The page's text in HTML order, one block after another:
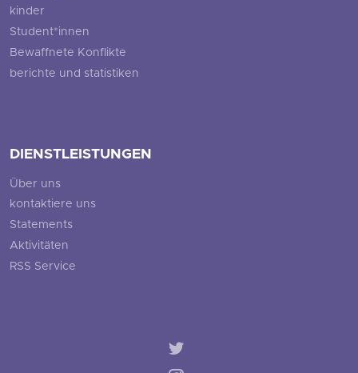
kinder
Student*innen
Bewaffnete Konflikte
berichte und statistiken
DIENSTLEISTUNGEN
Über uns
kontaktiere uns
Statements
Aktivitäten
RSS Service